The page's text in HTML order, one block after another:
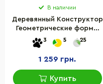
В наличии
Деревянный Конструктор
Геометрические формы
НЕԌА 268HG 31 фигура
3 5 25
1 259 грн.
Купить